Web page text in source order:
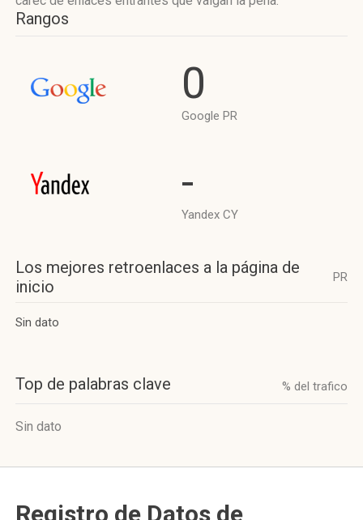
Rangos
0
Google PR
-
Yandex CY
Los mejores retroenlaces a la página de
inicio
PR
Sin dato
Top de palabras clave % del trafico
Sin dato
Registro de Datos de